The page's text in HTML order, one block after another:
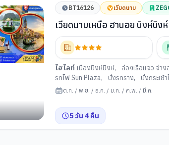
BT16126 เวียดนาม
เวียดนามเหนือ ฮานอย นิงห์บิง
ไฮไลท์ เมืองนิงห์บิงห์, ล่องเรือแจว จ่าง
รถไฟ Sun Plaza, นั่งรถราง, นั่งกระเช้
ก้าแกรนด์เวิลด์ฮานอย , สุสานโฮจิมินห์
ต.ค. / พ.ย. / ธ.ค. / ม.ค. / ก.พ. / มี.ค.
5 วัน 4 คืน